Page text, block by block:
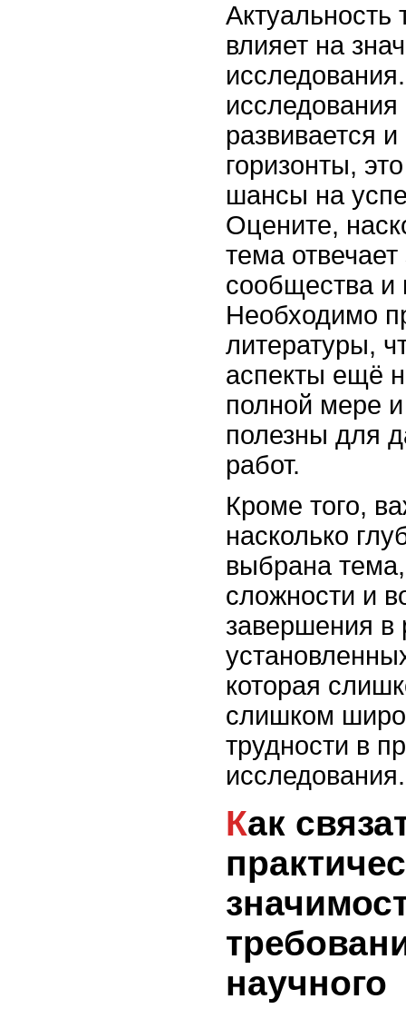
влияет на
исследования
развивается
горизонты,
шансы на
Оцените,
тема
сообщества и
Необходимо
литературы,
аспекты ещё
полной мере
полезны для
работ.
Кроме того,
насколько
выбрана
сложности и
завершения в
которая
слишком
трудности в
исследования.
Как связать
научного